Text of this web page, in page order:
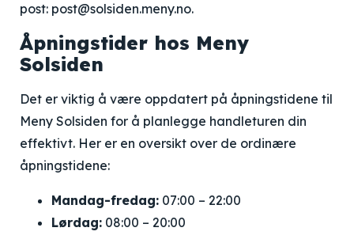
post: post@solsiden.meny.no.
Åpningstider hos Meny
Solsiden
Det er viktig å være oppdatert på åpningstidene til
Meny Solsiden for å planlegge handleturen din
effektivt. Her er en oversikt over de ordinære
åpningstidene:
Mandag-fredag: 07:00 – 22:00
Lørdag: 08:00 – 20:00